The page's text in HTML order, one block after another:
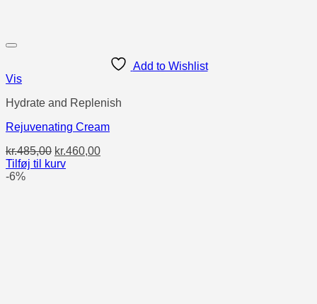
Add to Wishlist
Vis
Hydrate and Replenish
Rejuvenating Cream
kr.485,00 Den
oprindelige
kr.460,00Den
Tilføj til kurv
-6%